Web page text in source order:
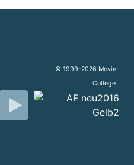
© 1999-2026 Movie-
College